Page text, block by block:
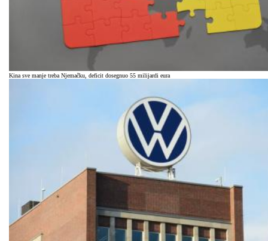
Kina sve manje treba Njemačku, deficit dosegnuo 55 milijardi eura